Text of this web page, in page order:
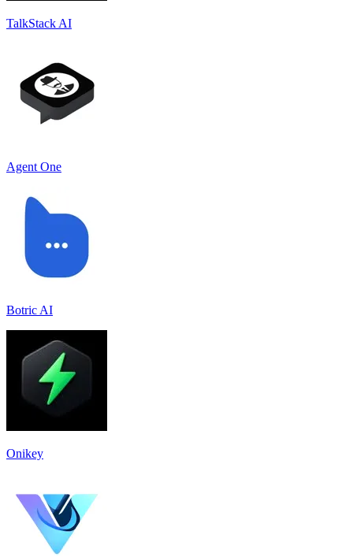
TalkStack AI
Agent One
Botric AI
Onikey